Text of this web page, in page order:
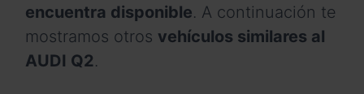
encuentra disponible. A continuación te
mostramos otros vehículos similares al
AUDI Q2.